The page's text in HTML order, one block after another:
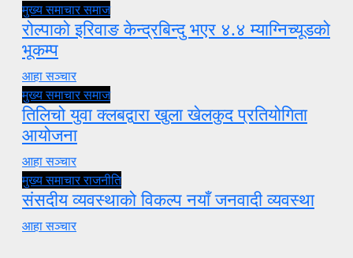
मुख्य समाचारसमाज
रोल्पाको इरिवाङ केन्द्रबिन्दु भएर ४.४ म्याग्निच्यूडको
भूकम्प
आहा सञ्चार
मुख्य समाचारसमाज
तिलिचो युवा क्लबद्वारा खुला खेलकुद प्रतियोगिता
आयोजना
आहा सञ्चार
मुख्य समाचारराजनीति
संसदीय व्यवस्थाको विकल्प नयाँ जनवादी व्यवस्था
आहा सञ्चार